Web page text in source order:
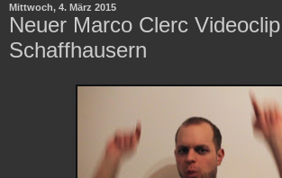
Mittwoch, 4. März 2015
Neuer Marco Clerc
Schaffhausern